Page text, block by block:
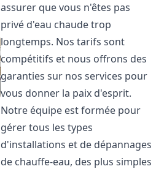
assurer que vous n'êtes pas
privé d'eau chaude trop
longtemps. Nos tarifs sont
compétitifs et nous offrons des
garanties sur nos services pour
vous donner la paix d'esprit.
Notre équipe est formée pour
gérer tous les types
d'installations et de dépannages
de chauffe-eau, des plus simples